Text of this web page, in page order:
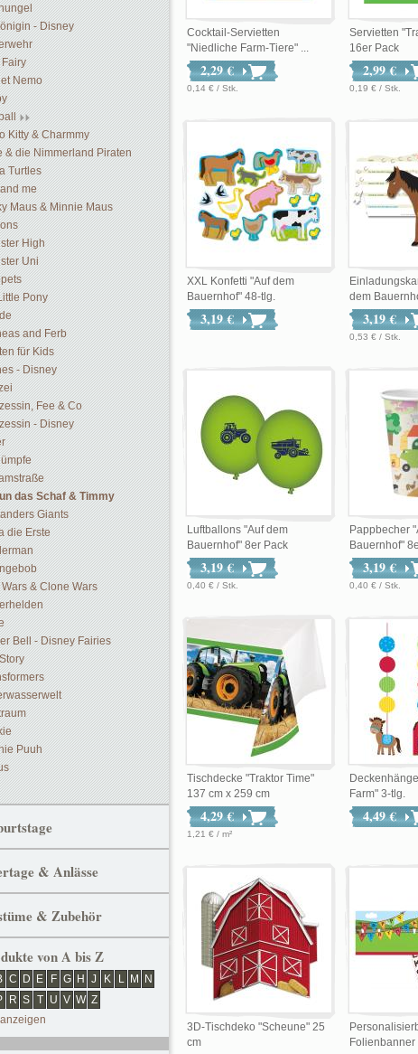
Cocktail-Servietten
"Niedliche Farm-Tiere" ...
2,29 €
0,14 € / Stk.
Servietten
16er Pack
2,99 €
0,19 € / Stk.
XXL Konfetti "Auf dem
Bauernhof" 48-tlg.
3,19 €
dem
3,19 €
0,53 € / Stk.
Luftballons "Auf dem
Bauernhof" 8er Pack
3,19 €
0,40 € / Stk.
Pappbecher
Bauernhof"
3,19 €
0,40 € / Stk.
Tischdecke "Traktor Time"
137 cm x 259 cm
4,29 €
1,21 € / m²
Farm" 3-tlg.
4,49 €
3D-Tischdeko "Scheune" 25
cm
- Disney
Nemo
Kitty & Charmmy
& die Nimmerland Piraten
Turtles
me
Maus & Minnie Maus
High
Uni
Pony
and Ferb
für Kids
- Disney
Fee & Co
- Disney
das Schaf & Timmy
Giants
die Erste
& Clone Wars
Bell - Disney Fairies
Puuh
& Anlässe
& Zubehör
von A bis Z
C D E F G H J K L M
N
R S T U V W Z